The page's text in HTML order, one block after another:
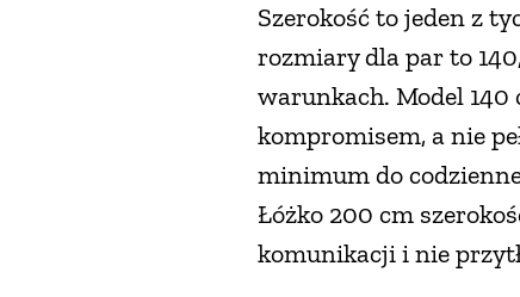
Szerokość to jeden z
rozmiary dla par to
warunkach. Model 140
kompromisem, a nie
minimum do
Łóżko 200 cm
komunikacji i nie